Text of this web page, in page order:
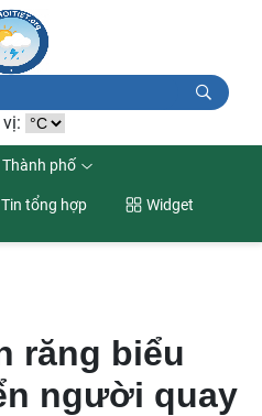
Thành phố
Tin tổng hợp Widget
răng biểu
người quay